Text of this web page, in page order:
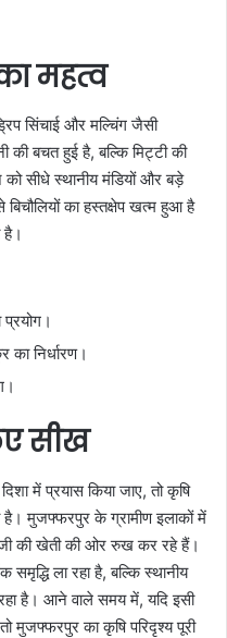
महत्व
सिंचाई और मल्चिंग जैसी
बचत हुई है, बल्कि मिट्टी की
को सीधे स्थानीय मंडियों और बड़े
का हस्तक्षेप खत्म हुआ है
है।
निर्धारण।
सीख
में प्रयास किया जाए, तो कृषि
मुजफ्फरपुर के ग्रामीण इलाकों में
की खेती की ओर रुख कर रहे हैं।
ला रहा है, बल्कि स्थानीय
है। आने वाले समय में, यदि इसी
मुजफ्फरपुर का कृषि परिदृश्य पूरी